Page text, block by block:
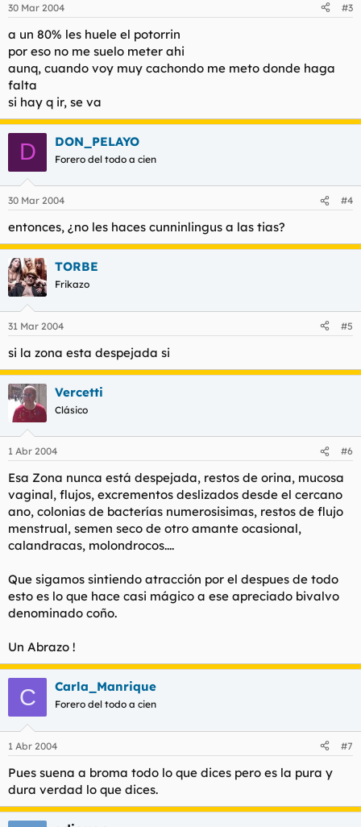
30 Mar 2004 #3
a un 80% les huele el potorrin
por eso no me suelo meter ahi
aunq, cuando voy muy cachondo me meto donde haga
falta
si hay q ir, se va
D DON_PELAYO
Forero del todo a cien
30 Mar 2004 #4
entonces, ¿no les haces cunninlingus a las tias?
TORBE
Frikazo
31 Mar 2004 #5
si la zona esta despejada si
Vercetti
Clásico
1 Abr 2004 #6
Esa Zona nunca está despejada, restos de orina, mucosa
vaginal, flujos, excrementos deslizados desde el cercano
ano, colonias de bacterías numerosisimas, restos de flujo
menstrual, semen seco de otro amante ocasional,
calandracas, molondrocos....
Que sigamos sintiendo atracción por el despues de todo
esto es lo que hace casi mágico a ese apreciado bivalvo
denominado coño.
Un Abrazo !
C Carla_Manrique
Forero del todo a cien
1 Abr 2004 #7
Pues suena a broma todo lo que dices pero es la pura y
dura verdad lo que dices.